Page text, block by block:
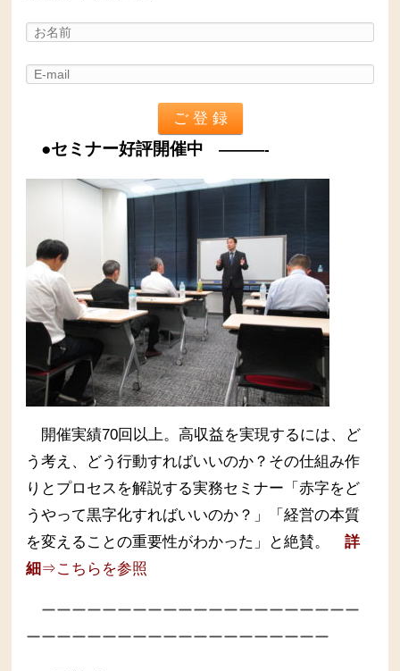
●セミナー好評開催中 ———-
開催実績70回以上。高収益を実現するには、ど
う考え、どう行動すればいいのか？その仕組み作
りとプロセスを解説する実務セミナー 「赤字をど
うやって黒字化すればいいのか？」「経営の本質
を変えることの重要性がわかった」と絶賛。
詳
細 ⇒こちらを参照
ーーーーーーーーーーーーーーーーーーーーー
ーーーーーーーーーーーーーーーーーーーー